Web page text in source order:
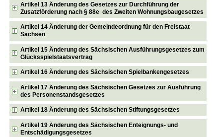
Artikel 13 Änderung des Gesetzes zur Durchführung der
Zusatzförderung nach § 88e des Zweiten Wohnungsbaugesetzes
Artikel 14 Änderung der Gemeindeordnung für den Freistaat
Sachsen
Artikel 15 Änderung des Sächsischen Ausführungsgesetzes zum
Glücksspielstaatsvertrag
Artikel 16 Änderung des Sächsischen Spielbankengesetzes
Artikel 17 Änderung des Sächsischen Gesetzes zur Ausführung
des Personenstandsgesetzes
Artikel 18 Änderung des Sächsischen Stiftungsgesetzes
Artikel 19 Änderung des Sächsischen Enteignungs- und
Entschädigungsgesetzes